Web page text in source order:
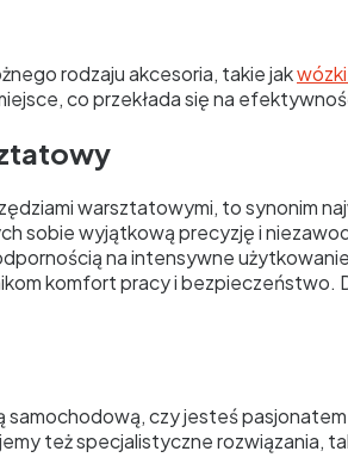
rodzaju akcesoria, takie jak
co przekłada się na
warsztatowymi, to synonim
sobie wyjątkową precyzję i
na intensywne
komfort pracy i bezpieczeństwo.
czy jesteś
też specjalistyczne rozwiązania,